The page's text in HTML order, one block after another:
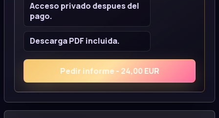
Acceso privado despues del
pago.
Descarga PDF incluida.
Pedir informe - 24,00 EUR